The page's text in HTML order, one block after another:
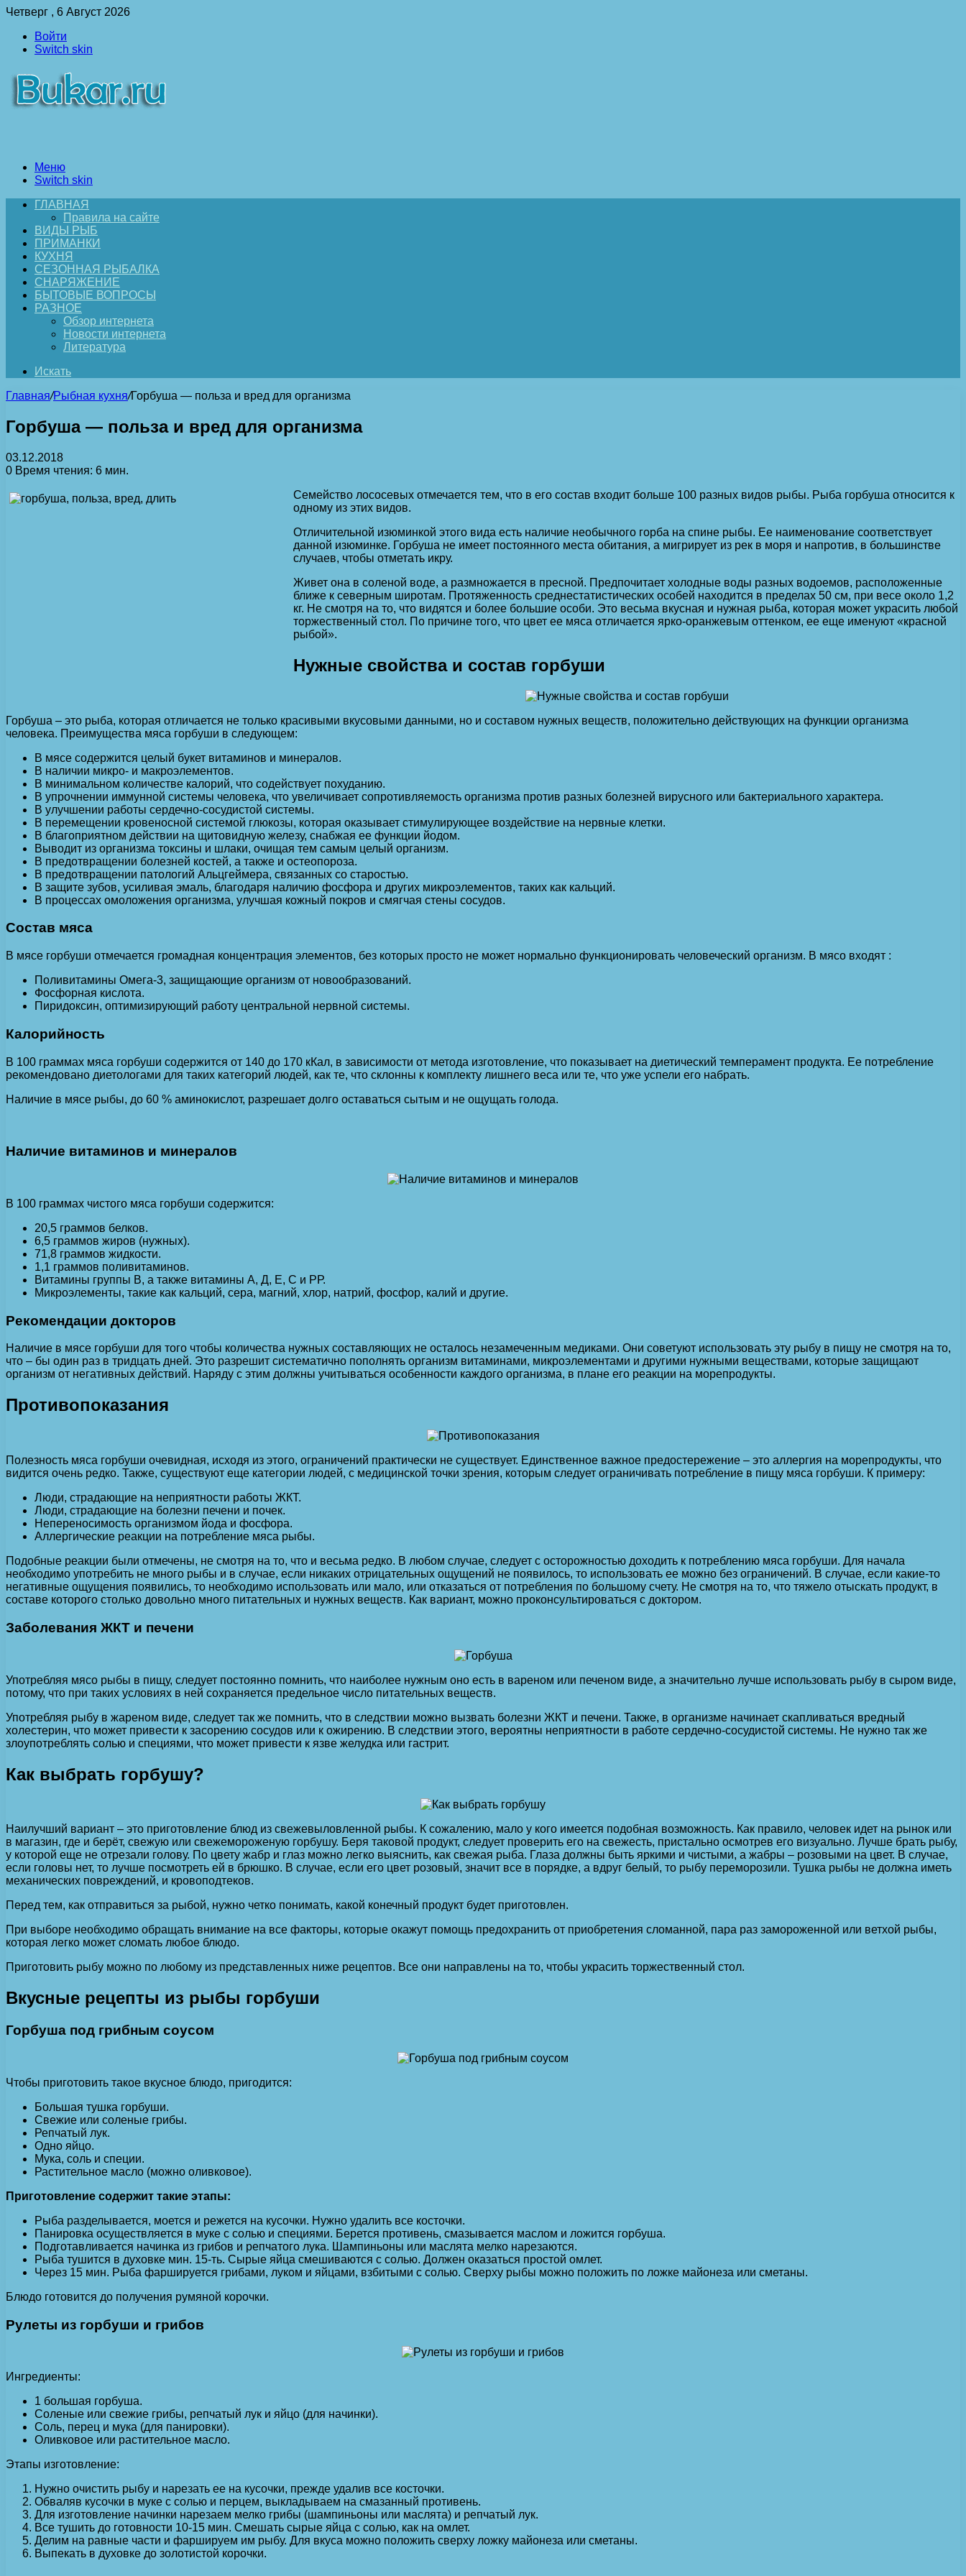
Четверг , 6 Август 2026
Войти
Switch skin
Меню
Switch skin
ГЛАВНАЯ
Правила на сайте
ВИДЫ РЫБ
ПРИМАНКИ
КУХНЯ
СЕЗОННАЯ РЫБАЛКА
СНАРЯЖЕНИЕ
БЫТОВЫЕ ВОПРОСЫ
РАЗНОЕ
Обзор интернета
Новости интернета
Литература
Искать
Главная/Рыбная кухня/Горбуша — польза и вред для организма
Горбуша — польза и вред для организма
03.12.2018
0 Время чтения: 6 мин.
Семейство лососевых отмечается тем, что в его состав входит больше 100 разных видов рыбы. Рыба горбуша относится к
одному из этих видов.
Отличительной изюминкой этого вида есть наличие необычного горба на спине рыбы. Ее наименование соответствует
данной изюминке. Горбуша не имеет постоянного места обитания, а мигрирует из рек в моря и напротив, в большинстве
случаев, чтобы отметать икру.
Живет она в соленой воде, а размножается в пресной. Предпочитает холодные воды разных водоемов, расположенные
ближе к северным широтам. Протяженность среднестатистических особей находится в пределах 50 см, при весе около 1,2
кг. Не смотря на то, что видятся и более большие особи. Это весьма вкусная и нужная рыба, которая может украсить любой
торжественный стол. По причине того, что цвет ее мяса отличается ярко-оранжевым оттенком, ее еще именуют «красной
рыбой».
Нужные свойства и состав горбуши
Горбуша – это рыба, которая отличается не только красивыми вкусовыми данными, но и составом нужных веществ, положительно действующих на функции организма
человека. Преимущества мяса горбуши в следующем:
В мясе содержится целый букет витаминов и минералов.
В наличии микро- и макроэлементов.
В минимальном количестве калорий, что содействует похуданию.
В упрочнении иммунной системы человека, что увеличивает сопротивляемость организма против разных болезней вирусного или бактериального характера.
В улучшении работы сердечно-сосудистой системы.
В перемещении кровеносной системой глюкозы, которая оказывает стимулирующее воздействие на нервные клетки.
В благоприятном действии на щитовидную железу, снабжая ее функции йодом.
Выводит из организма токсины и шлаки, очищая тем самым целый организм.
В предотвращении болезней костей, а также и остеопороза.
В предотвращении патологий Альцгеймера, связанных со старостью.
В защите зубов, усиливая эмаль, благодаря наличию фосфора и других микроэлементов, таких как кальций.
В процессах омоложения организма, улучшая кожный покров и смягчая стены сосудов.
Состав мяса
В мясе горбуши отмечается громадная концентрация элементов, без которых просто не может нормально функционировать человеческий организм. В мясо входят :
Поливитамины Омега-3, защищающие организм от новообразований.
Фосфорная кислота.
Пиридоксин, оптимизирующий работу центральной нервной системы.
Калорийность
В 100 граммах мяса горбуши содержится от 140 до 170 кКал, в зависимости от метода изготовление, что показывает на диетический темперамент продукта. Ее потребление
рекомендовано диетологами для таких категорий людей, как те, что склонны к комплекту лишнего веса или те, что уже успели его набрать.
Наличие в мясе рыбы, до 60 % аминокислот, разрешает долго оставаться сытым и не ощущать голода.
Наличие витаминов и минералов
В 100 граммах чистого мяса горбуши содержится:
20,5 граммов белков.
6,5 граммов жиров (нужных).
71,8 граммов жидкости.
1,1 граммов поливитаминов.
Витамины группы В, а также витамины А, Д, Е, С и РР.
Микроэлементы, такие как кальций, сера, магний, хлор, натрий, фосфор, калий и другие.
Рекомендации докторов
Наличие в мясе горбуши для того чтобы количества нужных составляющих не осталось незамеченным медиками. Они советуют использовать эту рыбу в пищу не смотря на то,
что – бы один раз в тридцать дней. Это разрешит систематично пополнять организм витаминами, микроэлементами и другими нужными веществами, которые защищают
организм от негативных действий. Наряду с этим должны учитываться особенности каждого организма, в плане его реакции на морепродукты.
Противопоказания
Полезность мяса горбуши очевидная, исходя из этого, ограничений практически не существует. Единственное важное предостережение – это аллергия на морепродукты, что
видится очень редко. Также, существуют еще категории людей, с медицинской точки зрения, которым следует ограничивать потребление в пищу мяса горбуши. К примеру:
Люди, страдающие на неприятности работы ЖКТ.
Люди, страдающие на болезни печени и почек.
Непереносимость организмом йода и фосфора.
Аллергические реакции на потребление мяса рыбы.
Подобные реакции были отмечены, не смотря на то, что и весьма редко. В любом случае, следует с осторожностью доходить к потреблению мяса горбуши. Для начала
необходимо употребить не много рыбы и в случае, если никаких отрицательных ощущений не появилось, то использовать ее можно без ограничений. В случае, если какие-то
негативные ощущения появились, то необходимо использовать или мало, или отказаться от потребления по большому счету. Не смотря на то, что тяжело отыскать продукт, в
составе которого столько довольно много питательных и нужных веществ. Как вариант, можно проконсультироваться с доктором.
Заболевания ЖКТ и печени
Употребляя мясо рыбы в пищу, следует постоянно помнить, что наиболее нужным оно есть в вареном или печеном виде, а значительно лучше использовать рыбу в сыром виде,
потому, что при таких условиях в ней сохраняется предельное число питательных веществ.
Употребляя рыбу в жареном виде, следует так же помнить, что в следствии можно вызвать болезни ЖКТ и печени. Также, в организме начинает скапливаться вредный
холестерин, что может привести к засорению сосудов или к ожирению. В следствии этого, вероятны неприятности в работе сердечно-сосудистой системы. Не нужно так же
злоупотреблять солью и специями, что может привести к язве желудка или гастрит.
Как выбрать горбушу?
Наилучший вариант – это приготовление блюд из свежевыловленной рыбы. К сожалению, мало у кого имеется подобная возможность. Как правило, человек идет на рынок или
в магазин, где и берёт, свежую или свежемороженую горбушу. Беря таковой продукт, следует проверить его на свежесть, пристально осмотрев его визуально. Лучше брать рыбу,
у которой еще не отрезали голову. По цвету жабр и глаз можно легко выяснить, как свежая рыба. Глаза должны быть яркими и чистыми, а жабры – розовыми на цвет. В случае,
если головы нет, то лучше посмотреть ей в брюшко. В случае, если его цвет розовый, значит все в порядке, а вдруг белый, то рыбу переморозили. Тушка рыбы не должна иметь
механических повреждений, и кровоподтеков.
Перед тем, как отправиться за рыбой, нужно четко понимать, какой конечный продукт будет приготовлен.
При выборе необходимо обращать внимание на все факторы, которые окажут помощь предохранить от приобретения сломанной, пара раз замороженной или ветхой рыбы,
которая легко может сломать любое блюдо.
Приготовить рыбу можно по любому из представленных ниже рецептов. Все они направлены на то, чтобы украсить торжественный стол.
Вкусные рецепты из рыбы горбуши
Горбуша под грибным соусом
Чтобы приготовить такое вкусное блюдо, пригодится:
Большая тушка горбуши.
Свежие или соленые грибы.
Репчатый лук.
Одно яйцо.
Мука, соль и специи.
Растительное масло (можно оливковое).
Приготовление содержит такие этапы:
Рыба разделывается, моется и режется на кусочки. Нужно удалить все косточки.
Панировка осуществляется в муке с солью и специями. Берется противень, смазывается маслом и ложится горбуша.
Подготавливается начинка из грибов и репчатого лука. Шампиньоны или маслята мелко нарезаются.
Рыба тушится в духовке мин. 15-ть. Сырые яйца смешиваются с солью. Должен оказаться простой омлет.
Через 15 мин. Рыба фаршируется грибами, луком и яйцами, взбитыми с солью. Сверху рыбы можно положить по ложке майонеза или сметаны.
Блюдо готовится до получения румяной корочки.
Рулеты из горбуши и грибов
Ингредиенты:
1 большая горбуша.
Соленые или свежие грибы, репчатый лук и яйцо (для начинки).
Соль, перец и мука (для панировки).
Оливковое или растительное масло.
Этапы изготовление:
Нужно очистить рыбу и нарезать ее на кусочки, прежде удалив все косточки.
Обваляв кусочки в муке с солью и перцем, выкладываем на смазанный противень.
Для изготовление начинки нарезаем мелко грибы (шампиньоны или маслята) и репчатый лук.
Все тушить до готовности 10-15 мин. Смешать сырые яйца с солью, как на омлет.
Делим на равные части и фаршируем им рыбу. Для вкуса можно положить сверху ложку майонеза или сметаны.
Выпекать в духовке до золотистой корочки.